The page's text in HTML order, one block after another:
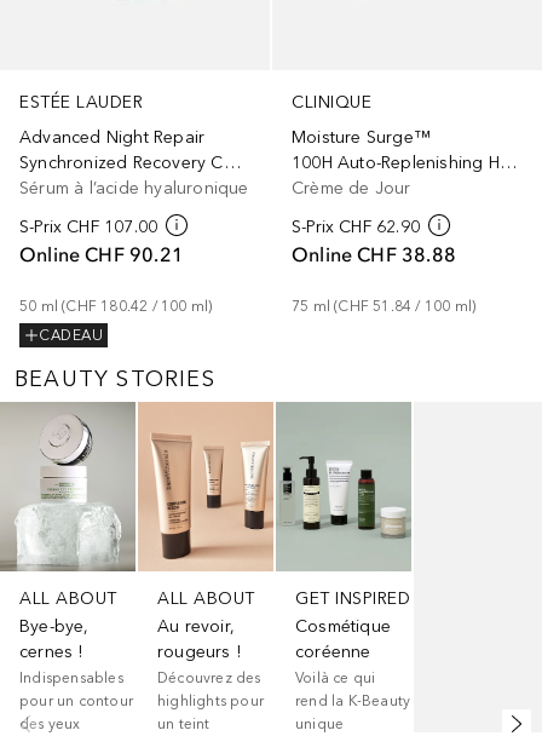
ESTÉE LAUDER
Advanced Night Repair
Synchronized Recovery Complex
Sérum à l’acide hyaluronique
S-Prix CHF 107.00
Online CHF 90.21
50 ml (CHF 180.42 / 100 ml)
CADEAU
CLINIQUE
Moisture Surge™
100H Auto-Replenishing Hydrator
Crème de Jour
S-Prix CHF 62.90
Online CHF 38.88
75 ml (CHF 51.84 / 100 ml)
BEAUTY STORIES
Ignorer
ALL ABOUT
Bye-bye,
cernes !
Indispensables
pour un contour
des yeux
ALL ABOUT
Au revoir,
rougeurs !
Découvrez des
highlights pour
un teint
GET INSPIRED
Cosmétique
coréenne
Voilà ce qui
rend la K-Beauty
unique